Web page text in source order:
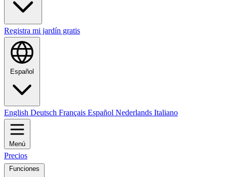
Registra mi jardín gratis
Español
English Deutsch Français Español Nederlands Italiano
Menú
Precios
Funciones